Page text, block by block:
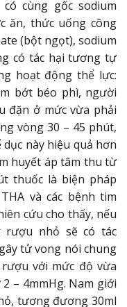
cùng gốc sodium
ăn, thức uống công
(bột ngọt), sodium
có tác hại tương tự
hoạt động thể lực:
bớt béo phì, người
đặn ở mức vừa phải
vòng 30 – 45 phút,
này hiệu quả hơn
huyết áp tâm thu từ
thuốc là biện pháp
và các bệnh tim
cứu cho thấy, nếu
rượu nhỏ sẽ có tác
tử vong nói chung
với mức độ vừa
– 4mmHg. Nam giới
tương đương 30ml